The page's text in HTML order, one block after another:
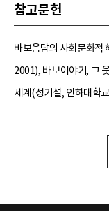
참고문헌
바보음담의 사회문화적
2001), 바보이야기, 그
세계(성기설, 인하대학